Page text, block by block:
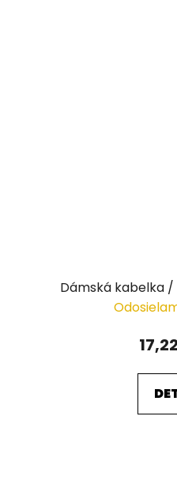
Dámská kabelka /